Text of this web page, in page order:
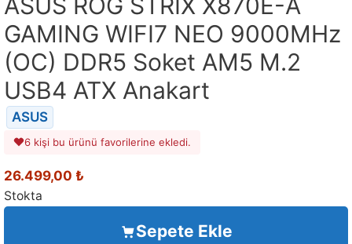
GAMING WIFI7 NEO 9000MHz
(OC) DDR5 Soket AM5 M.2
USB4 ATX Anakart
ASUS
6 kişi bu ürünü favorilerine ekledi.
26.499,00 ₺
Stokta
Sepete Ekle